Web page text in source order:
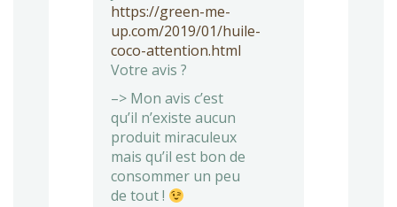
https://green-me-
up.com/2019/01/huile-
coco-attention.html
Votre avis ?
–> Mon avis c’est
qu’il n’existe aucun
produit miraculeux
mais qu’il est bon de
consommer un peu
de tout !